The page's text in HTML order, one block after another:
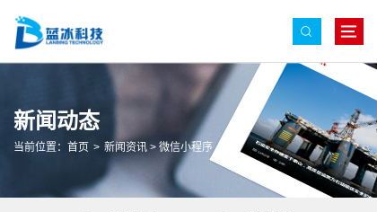
新闻动态
当前位置： 首页 > 新闻资讯 > 微信小程序